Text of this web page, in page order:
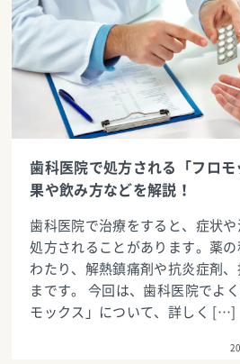
歯科医院で処方される「フロ
果や飲み方などを解説！
歯科医院で治療をすると、症状
処方されることがあります。薬
わたり、解熱鎮痛剤や抗炎症剤
まです。 今回は、歯科医院でよ
モックス」について、詳しく […]